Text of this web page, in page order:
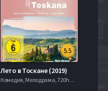
5.5
Лето в Тоскане (2019)
Комедия, Мелодрама, 720hd, mobilen,